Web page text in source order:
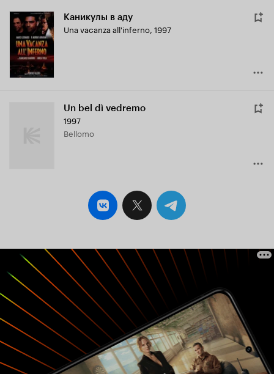
Каникулы в аду
Una vacanza all'inferno, 1997
Un bel dì vedremo
1997
Bellomo